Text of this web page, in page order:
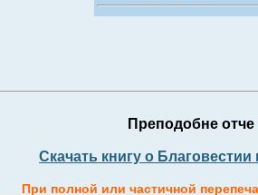
Преподобне
Скачать книгу о
При полной или частичной